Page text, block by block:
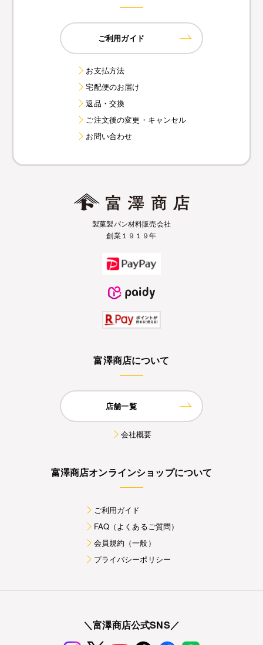
ご利用ガイド
お支払方法
宅配便のお届け
返品・交換
ご注文後の変更・キャンセル
お問い合わせ
製菓製パン材料販売会社
創業１９１９年
富澤商店について
店舗一覧
会社概要
富澤商店オンラインショップについて
ご利用ガイド
FAQ（よくあるご質問）
会員規約（一般）
プライバシーポリシー
＼富澤商店公式SNS／